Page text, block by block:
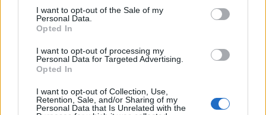
I want to opt-out of the Sale of my
Personal Data.
Opted In
I want to opt-out of processing my
Personal Data for Targeted Advertising.
Opted In
I want to opt-out of Collection, Use,
Retention, Sale, and/or Sharing of my
Personal Data that Is Unrelated with the
Utiliser les fruits pour sucrer naturellement
Ajoutez de la purée de banane dans un cake ou
des pancakes
Intégrez des pommes râpées ou des poires dans
une pâte à gâteau